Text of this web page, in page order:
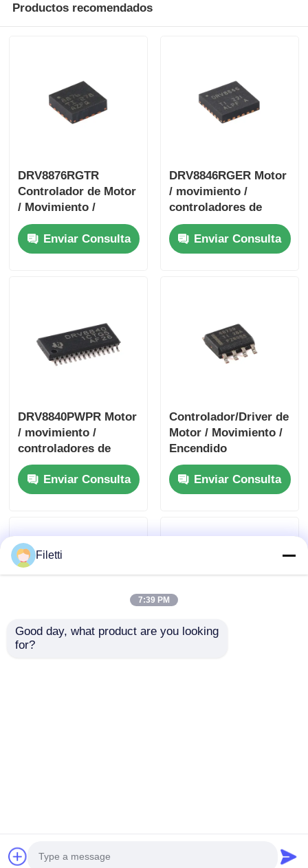
Productos recomendados
DRV8876RGTR
Controlador de Motor
/ Movimiento /
Encendido y Drivers
de 40 V y 3.5 A con
puente H
Enviar Consulta
DRV8846RGER Motor
/ movimiento /
controladores de
encendido y
controladores 1.4A
Bipolar Stpr Mo Tor
Enviar Consulta
DRV8840PWPR Motor
/ movimiento /
controladores de
encendido y
controladores 5A
controlador de motor
Enviar Consulta
Controlador/Driver de
Motor / Movimiento /
Encendido
DRV8872DDARQ1
Driver de Motor DC
con Escobillas de
Enviar Consulta
Shenzhen Filetti Technology Co., LTD. All Rights
Filetti
7:39 PM
Good day, what product are you looking
for?